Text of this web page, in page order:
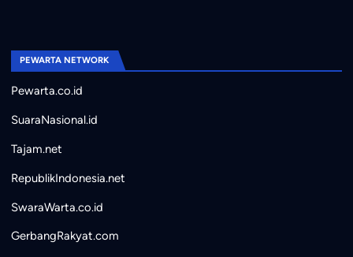
PEWARTA NETWORK
Pewarta.co.id
SuaraNasional.id
Tajam.net
RepublikIndonesia.net
SwaraWarta.co.id
GerbangRakyat.com